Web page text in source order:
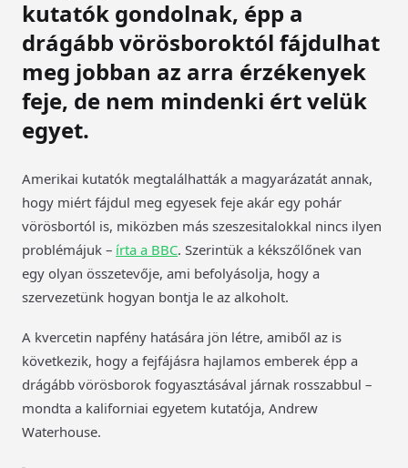
kutatók gondolnak, épp a
drágább vörösboroktól fájdulhat
meg jobban az arra érzékenyek
feje, de nem mindenki ért velük
egyet.
Amerikai kutatók megtalálhatták a magyarázatát annak,
hogy miért fájdul meg egyesek feje akár egy pohár
vörösbortól is, miközben más szeszesitalokkal nincs ilyen
problémájuk – írta a BBC. Szerintük a kékszőlőnek van
egy olyan összetevője, ami befolyásolja, hogy a
szervezetünk hogyan bontja le az alkoholt.
A kvercetin napfény hatására jön létre, amiből az is
következik, hogy a fejfájásra hajlamos emberek épp a
drágább vörösborok fogyasztásával járnak rosszabbul –
mondta a kaliforniai egyetem kutatója, Andrew
Waterhouse.